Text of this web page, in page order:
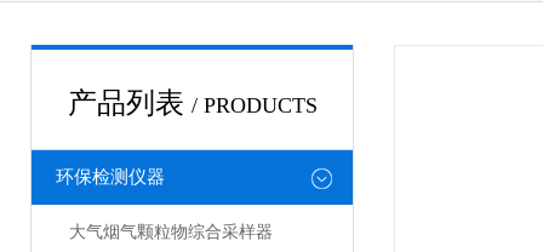
产品列表 / PRODUCTS
环保检测仪器
大气烟气颗粒物综合采样器